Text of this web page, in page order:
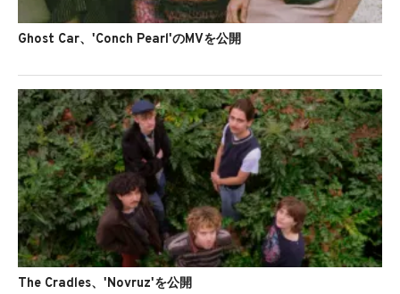
Ghost Car、'Conch Pearl'のMVを公開
The Cradles、'Novruz'を公開